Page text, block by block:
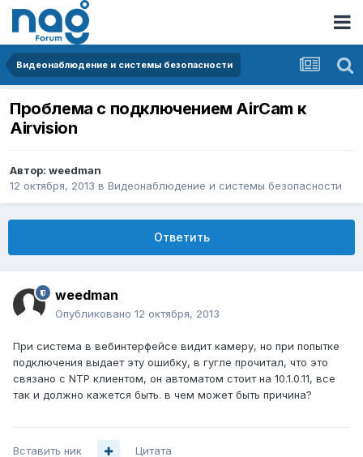
Видеонаблюдение и системы безопасности
Проблема с подключением AirCam к
Airvision
Автор: weedman
12 октября, 2013 в Видеонаблюдение и системы безопасности
Ответить
weedman
Опубликовано 12 октября, 2013
При система в вебинтерфейсе видит камеру, но при попытке
подключения выдает эту ошибку, в гугле прочитал, что это
связано с NTP клиентом, он автоматом стоит на 10.1.0.11, все
так и должно кажется быть. в чем может быть причина?
Вставить ник Цитата